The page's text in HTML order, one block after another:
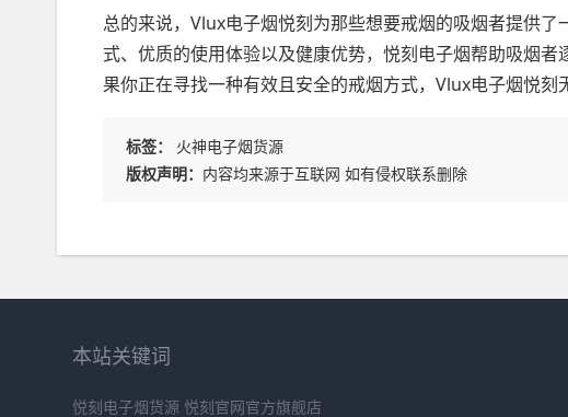
总的来说，Vlux电子烟悦刻为那些想要戒烟的吸烟者提供
式、优质的使用体验以及健康优势，悦刻电子烟帮助吸烟
果你正在寻找一种有效且安全的戒烟方式，Vlux电子烟悦刻
标签：
火神电子烟货源
版权声明： 内容均来源于互联网 如有侵权联系删除
本站关键词
悦刻电子烟货源 悦刻官网官方旗舰店